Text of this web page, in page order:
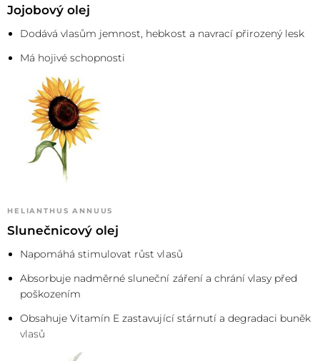
Jojobový olej
Dodává vlasům jemnost, hebkost a navrací přirozený lesk
Má hojivé schopnosti
HELIANTHUS ANNUUS
Slunečnicový olej
Napomáhá stimulovat růst vlasů
Absorbuje nadměrné sluneční záření a chrání vlasy před
poškozením
Obsahuje Vitamín E zastavující stárnutí a degradaci buněk
vlasů